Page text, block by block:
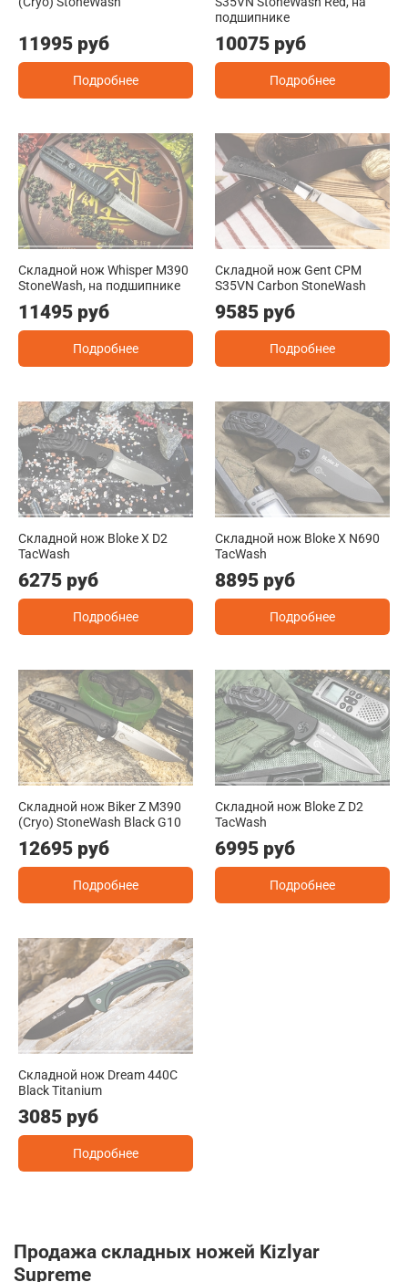
11995 руб
Подробнее
подшипнике
10075 руб
Подробнее
Складной нож Whisper M390
StoneWash, на подшипнике
11495 руб
Подробнее
Складной нож Gent CPM
S35VN Carbon StoneWash
9585 руб
Подробнее
Складной нож Bloke X D2
TacWash
6275 руб
Подробнее
Складной нож Bloke X N690
TacWash
8895 руб
Подробнее
Складной нож Biker Z M390
(Cryo) StoneWash Black G10
12695 руб
Подробнее
Складной нож Bloke Z D2
TacWash
6995 руб
Подробнее
Складной нож Dream 440C
Black Titanium
3085 руб
Подробнее
Продажа складных ножей Kizlyar
Supreme